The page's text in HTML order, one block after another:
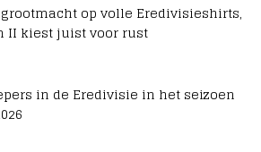
grootmacht op volle Eredivisieshirts,
II kiest juist voor rust
in de Eredivisie in het seizoen